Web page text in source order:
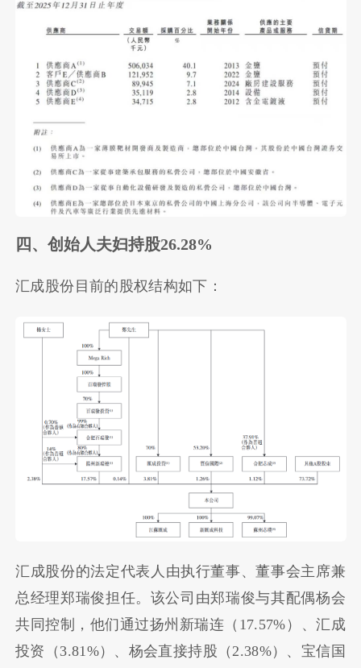
四、创始人夫妇持股26.28%
汇成股份目前的股权结构如下：
汇成股份的法定代表人 由执行董事、董事会主席兼
总经理郑瑞俊担任。该公司由郑瑞俊与其配偶杨会
共同控制，他们通过扬州新瑞连（17.57%）、汇成
投资（3.81%）、杨会直接持股（2.38%）、宝信国